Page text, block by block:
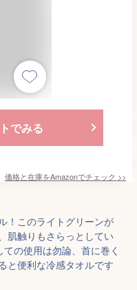
でみる
価格と在庫をAmazonでチェック >>
！このライトグリーンが
肌触りもさらっとしてい
の使用は勿論、首に巻く
と便利な冷感タオルです